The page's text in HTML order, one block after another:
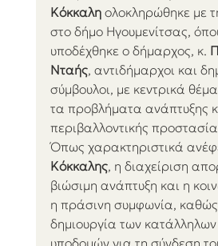
Κόκκαλη ολοκληρώθηκε με
στο δήμο Ηγουμενίτσας,
υποδέχθηκε ο δήμαρχος, κ.
Νταής, αντιδήμαρχοι και
σύμβουλοι, με κεντρικά
τα προβλήματα ανάπτυξης
περιβαλλοντικής
Όπως χαρακτηριστικά
Κόκκαλης, η διαχείριση
βιώσιμη ανάπτυξη και η
η πράσινη συμφωνία, καθώς
δημιουργία των
υποδομών για τη σύνδεση